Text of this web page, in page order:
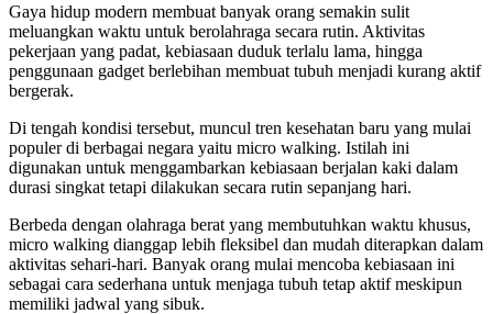
Gaya hidup modern membuat banyak orang semakin sulit
meluangkan waktu untuk berolahraga secara rutin. Aktivitas
pekerjaan yang padat, kebiasaan duduk terlalu lama, hingga
penggunaan gadget berlebihan membuat tubuh menjadi kurang aktif
bergerak.
Di tengah kondisi tersebut, muncul tren kesehatan baru yang mulai
populer di berbagai negara yaitu micro walking. Istilah ini
digunakan untuk menggambarkan kebiasaan berjalan kaki dalam
durasi singkat tetapi dilakukan secara rutin sepanjang hari.
Berbeda dengan olahraga berat yang membutuhkan waktu khusus,
micro walking dianggap lebih fleksibel dan mudah diterapkan dalam
aktivitas sehari-hari. Banyak orang mulai mencoba kebiasaan ini
sebagai cara sederhana untuk menjaga tubuh tetap aktif meskipun
memiliki jadwal yang sibuk.